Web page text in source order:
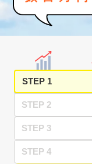
STEP 1
STEP 2
STEP 3
STEP 4
家査定シミュレータ
お問い合わせ